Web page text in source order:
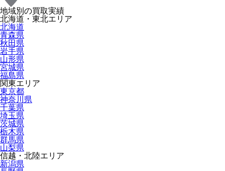
地域別の買取実績
北海道・東北エリア
北海道
青森県
秋田県
岩手県
山形県
宮城県
福島県
関東エリア
東京都
神奈川県
千葉県
埼玉県
茨城県
栃木県
群馬県
山梨県
信越・北陸エリア
新潟県